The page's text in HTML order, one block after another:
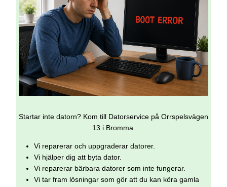
Startar inte datorn? Kom till Datorservice på Orrspelsvägen
13 i Bromma.
Vi reparerar och uppgraderar datorer.
Vi hjälper dig att byta dator.
Vi reparerar bärbara datorer som inte fungerar.
Vi tar fram lösningar som gör att du kan köra gamla